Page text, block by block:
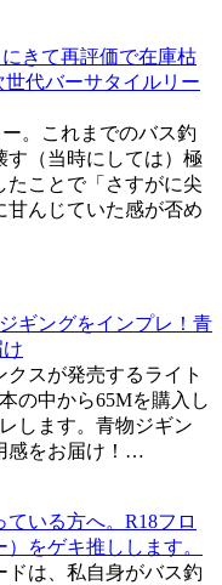
きて再評価で在庫枯
代バーサタイルリー
。これまでのバス釣
す（当時にしては）極
たことで「さすがに尖
甘んじていた感が否め
ギングをインプレ！青
スが発売するライト
の中から65Mを購入し
します。青物ジギン
感をお届け！…
いる方へ。R18フロ
をゲキ推しします。
ドは、私自身がバス釣